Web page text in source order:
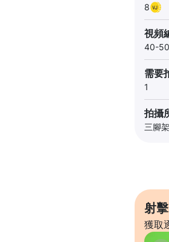
8
視頻
40-
需要
1
拍攝
三腳架
射擊
獲取